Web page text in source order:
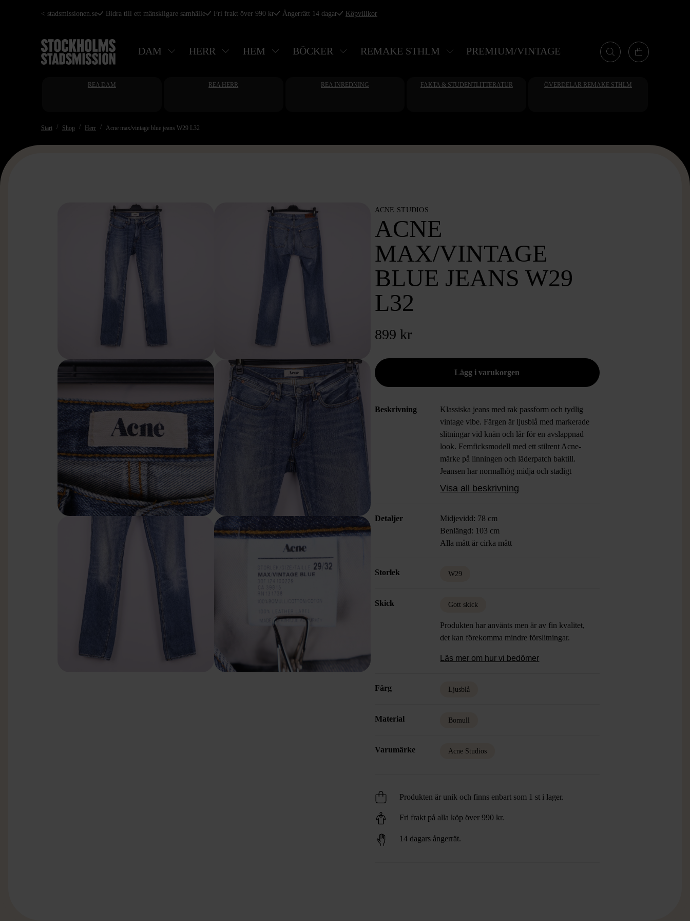
Hoppa
huvudinnehåll
< stadsmissionen.se Bidra till ett mänskligare samhälle Fri frakt över 990 kr Ångerrätt 14 dagar Köpvillkor
DAM HERR HEM BÖCKER REMAKE STHLM PREMIUM/VINTAGE
REA DAM REA HERR REA INREDNING FAKTA & STUDENTLITTERATUR ÖVERDELAR REMAKE STHLM
Start Shop Herr Acne max/vintage blue jeans W29 L32
ACNE STUDIOS
ACNE
MAX/VINTAGE
BLUE JEANS W29
L32
899 kr
Beskrivning
Klassiska jeans med rak passform och tydlig
vintage vibe. Färgen är ljusblå med markerade
slitningar vid knän och lår för en avslappnad
look. Femficksmodell med ett stilrent Acne-
märke på linningen och läderpatch baktill.
Jeansen har normalhög midja och stadigt
denimtyg som ger en tidlös känsla.
Visa all beskrivning
Detaljer
Midjevidd: 78 cm
Benlängd: 103 cm
Alla mått är cirka mått
Storlek W29
Skick Gott skick
Produkten har använts men är av fin kvalitet,
det kan förekomma mindre förslitningar.
Läs mer om hur vi bedömer
Färg Ljusblå
Material Bomull
Varumärke Acne Studios
Produkten är unik och finns enbart som 1 st i lager.
Fri frakt på alla köp över 990 kr.
14 dagars ångerrät.